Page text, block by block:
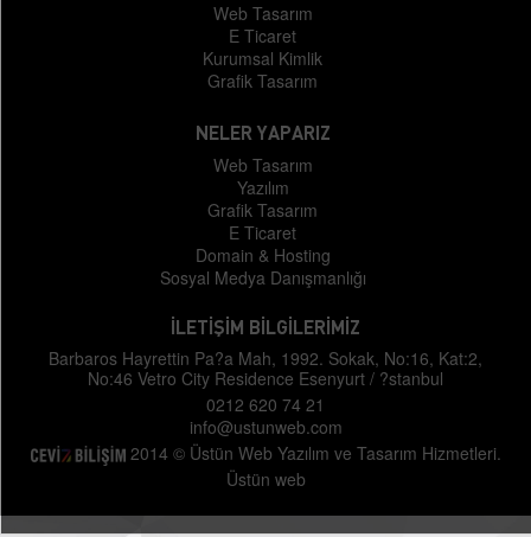
Web Tasarım
E Ticaret
Kurumsal Kimlik
Grafik Tasarım
NELER YAPARIZ
Web Tasarım
Yazılım
Grafik Tasarım
E Ticaret
Domain & Hosting
Sosyal Medya Danışmanlığı
İLETİŞİM BİLGİLERİMİZ
Barbaros Hayrettin Pa?a Mah, 1992. Sokak, No:16, Kat:2,
No:46 Vetro City Residence Esenyurt / ?stanbul
0212 620 74 21
info@ustunweb.com
2014 © Üstün Web Yazılım ve Tasarım Hizmetleri.
Üstün web